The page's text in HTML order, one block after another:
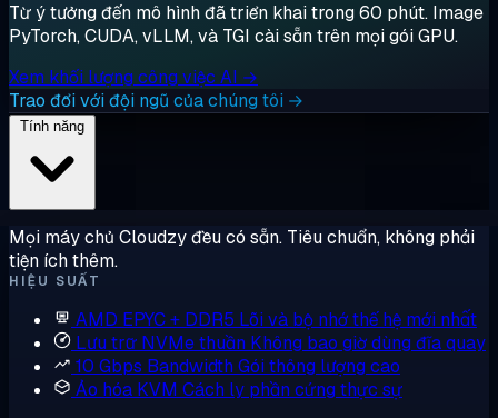
Từ ý tưởng đến mô hình đã triển khai trong 60 phút. Image
PyTorch, CUDA, vLLM, và TGI cài sẵn trên mọi gói GPU.
Xem khối lượng công việc AI →
Trao đổi với đội ngũ của chúng tôi →
Mọi máy chủ Cloudzy đều có sẵn. Tiêu chuẩn, không phải
tiện ích thêm.
HIỆU SUẤT
AMD EPYC + DDR5 Lõi và bộ nhớ thế hệ mới nhất
Lưu trữ NVMe thuần Không bao giờ dùng đĩa quay
10 Gbps Bandwidth Gói thông lượng cao
Ảo hóa KVM Cách ly phần cứng thực sự